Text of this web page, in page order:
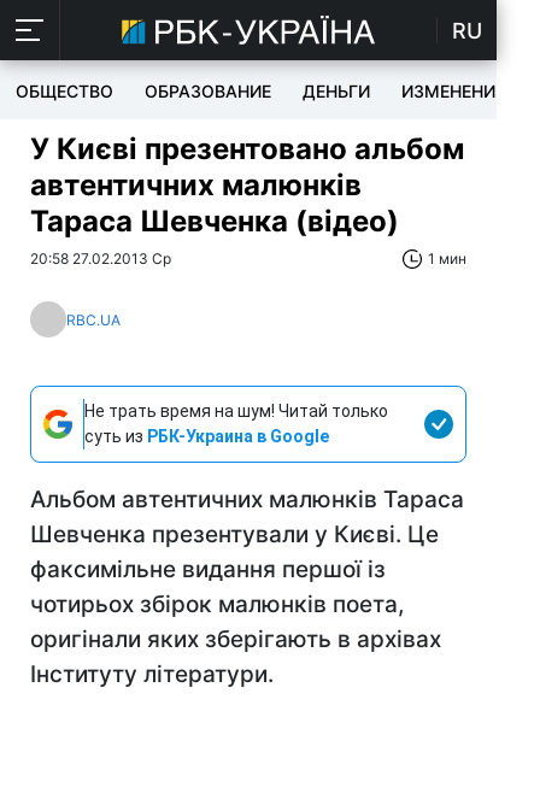
RU
ОБЩЕСТВО ОБРАЗОВАНИЕ ДЕНЬГИ ИЗМЕНЕНИЯ
У Києві презентовано альбом
автентичних малюнків
Тараса Шевченка (відео)
20:58 27.02.2013 Ср 1 мин
RBC.UA
Не трать время на шум! Читай только
суть из РБК-Украина в Google
Альбом автентичних малюнків Тараса
Шевченка презентували у Києві. Це
факсимільне видання першої із
чотирьох збірок малюнків поета,
оригінали яких зберігають в архівах
Інституту літератури.